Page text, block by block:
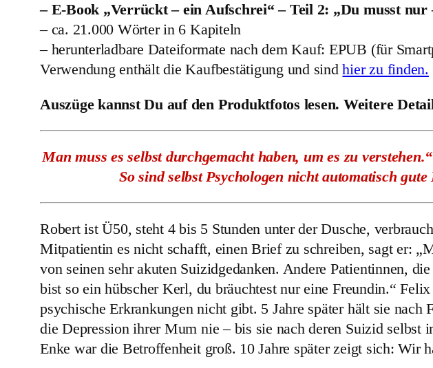
c
–
e
A
u
f
c
h
r
i
"
(
– E-Book „Verrückt – ein Aufschrei“ – Teil 2: „Du musst
– ca. 21.000 Wörter in 6 Kapiteln
– herunterladbare Dateiformate nach dem Kauf: EPUB (für
Verwendung enthält die Kaufbestätigung und sindhier zu finden.
Auszüge kannst Du auf den Produktfotos lesen. Weitere
Man muss es selbst durchgemacht haben, um es zu
So sind selbst Psychologen nicht automatisch
Robert ist Ü50, steht 4 bis 5 Stunden unter der Dusche,
Mitpatientin es nicht schafft, einen Brief zu schreiben, sagt er:
von seinen sehr akuten Suizidgedanken. Andere Patientinnen,
bist so ein hübscher Kerl, du bräuchtest nur eine Freundin.“
psychische Erkrankungen nicht gibt. 5 Jahre später hält sie
die Depression ihrer Mum nie – bis sie nach deren Suizid
Enke war die Betroffenheit groß. 10 Jahre später zeigt sich: Wir